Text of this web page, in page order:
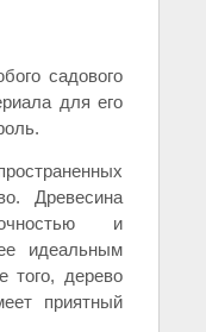
садового
для его
Древесина
и
идеальным
того, дерево
приятный